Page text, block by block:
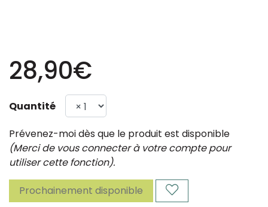
28,90€
Quantité
Prévenez-moi dès que le produit est disponible
(Merci de vous connecter à votre compte pour
utiliser cette fonction).
Prochainement disponible